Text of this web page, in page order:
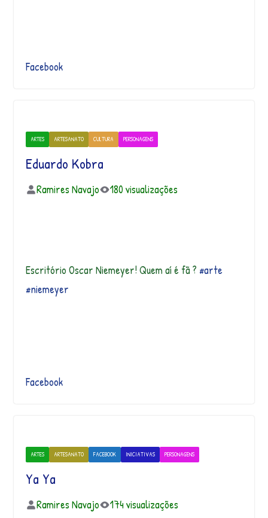
Facebook
ARTES ARTESANATO CULTURA PERSONAGENS
Eduardo Kobra
Ramires Navajo 180 visualizações
Escritório Oscar Niemeyer! Quem aí é fã ? #arte
#niemeyer
Facebook
ARTES ARTESANATO FACEBOOK INICIATIVAS PERSONAGENS
Ya Ya
Ramires Navajo 174 visualizações